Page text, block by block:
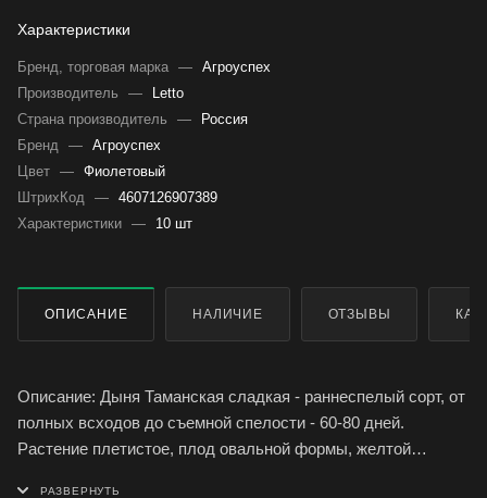
Характеристики
Бренд, торговая марка — Агроуспех
Производитель
—
Letto
Страна производитель
—
Россия
Бренд — Агроуспех
Цвет — Фиолетовый
ШтрихКод — 4607126907389
Характеристики — 10 шт
ОПИСАНИЕ НАЛИЧИЕ ОТЗЫВЫ
Описание: Дыня Таманская сладкая - раннеспелый сорт, от
полных всходов до съемной спелости - 60-80 дней.
Растение плетистое, плод овальной формы, желтой